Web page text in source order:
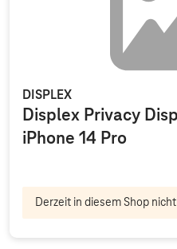
DISPLEX
Displex Privacy
iPhone 14 Pro
Derzeit in diesem Shop